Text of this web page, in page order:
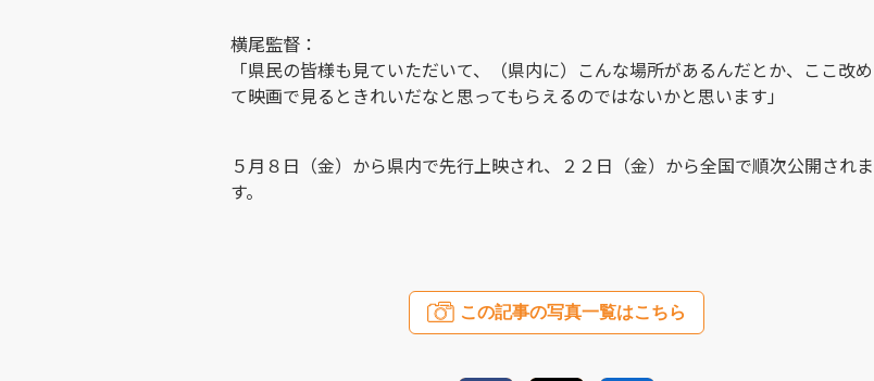
横尾監督：
「県民の皆様も見ていただいて、（県内に）こんな場所があるんだとか、ここ改め
て映画で見るときれいだなと思ってもらえるのではないかと思います」
５月８日（金）から県内で先行上映され、２２日（金）から全国で順次公開されま
す。
この記事の写真一覧はこちら